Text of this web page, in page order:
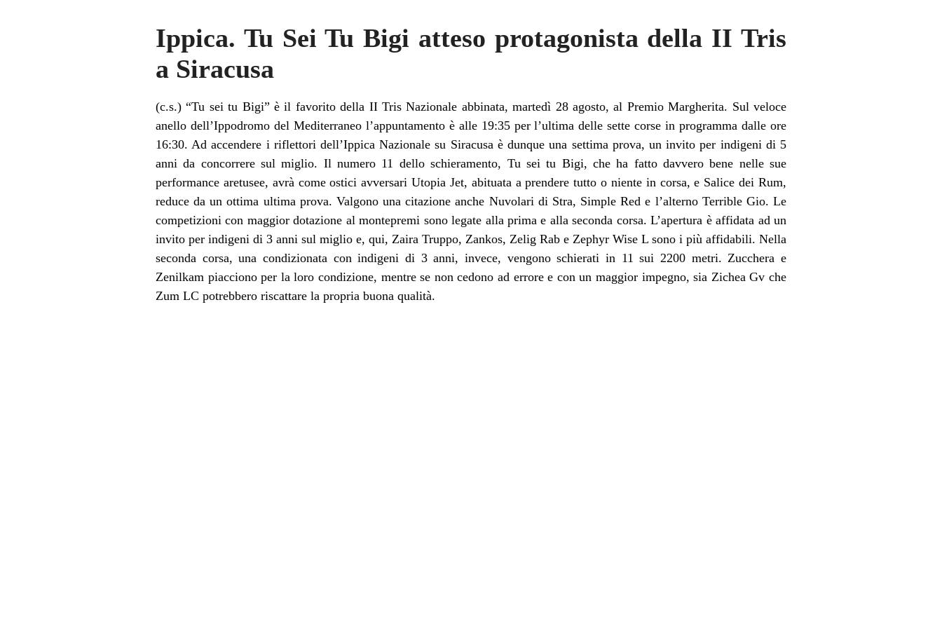
Ippica. Tu Sei Tu Bigi atteso protagonista della II Tris
a Siracusa
(c.s.) “Tu sei tu Bigi” è il favorito della II Tris Nazionale abbinata, martedì 28 agosto, al Premio Margherita. Sul veloce
anello dell’Ippodromo del Mediterraneo l’appuntamento è alle 19:35 per l’ultima delle sette corse in programma dalle ore
16:30. Ad accendere i riflettori dell’Ippica Nazionale su Siracusa è dunque una settima prova, un invito per indigeni di 5
anni da concorrere sul miglio. Il numero 11 dello schieramento, Tu sei tu Bigi, che ha fatto davvero bene nelle sue
performance aretusee, avrà come ostici avversari Utopia Jet, abituata a prendere tutto o niente in corsa, e Salice dei Rum,
reduce da un ottima ultima prova. Valgono una citazione anche Nuvolari di Stra, Simple Red e l’alterno Terrible Gio. Le
competizioni con maggior dotazione al montepremi sono legate alla prima e alla seconda corsa. L’apertura è affidata ad un
invito per indigeni di 3 anni sul miglio e, qui, Zaira Truppo, Zankos, Zelig Rab e Zephyr Wise L sono i più affidabili. Nella
seconda corsa, una condizionata con indigeni di 3 anni, invece, vengono schierati in 11 sui 2200 metri. Zucchera e
Zenilkam piacciono per la loro condizione, mentre se non cedono ad errore e con un maggior impegno, sia Zichea Gv che
Zum LC potrebbero riscattare la propria buona qualità.